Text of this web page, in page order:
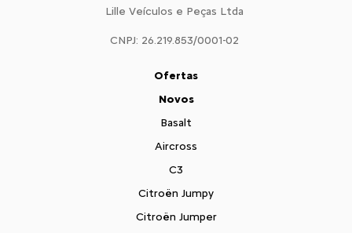
Lille Veículos e Peças Ltda
CNPJ: 26.219.853/0001-02
Ofertas
Novos
Basalt
Aircross
C3
Citroën Jumpy
Citroën Jumper